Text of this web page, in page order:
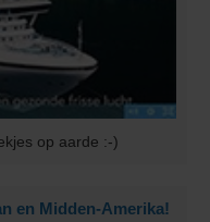
op aarde :-)
en Midden-Amerika!